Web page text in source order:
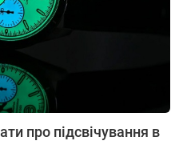
про підсвічування в